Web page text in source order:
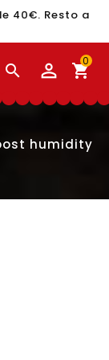
40€. Resto a
 shopping_cart
0
humidity